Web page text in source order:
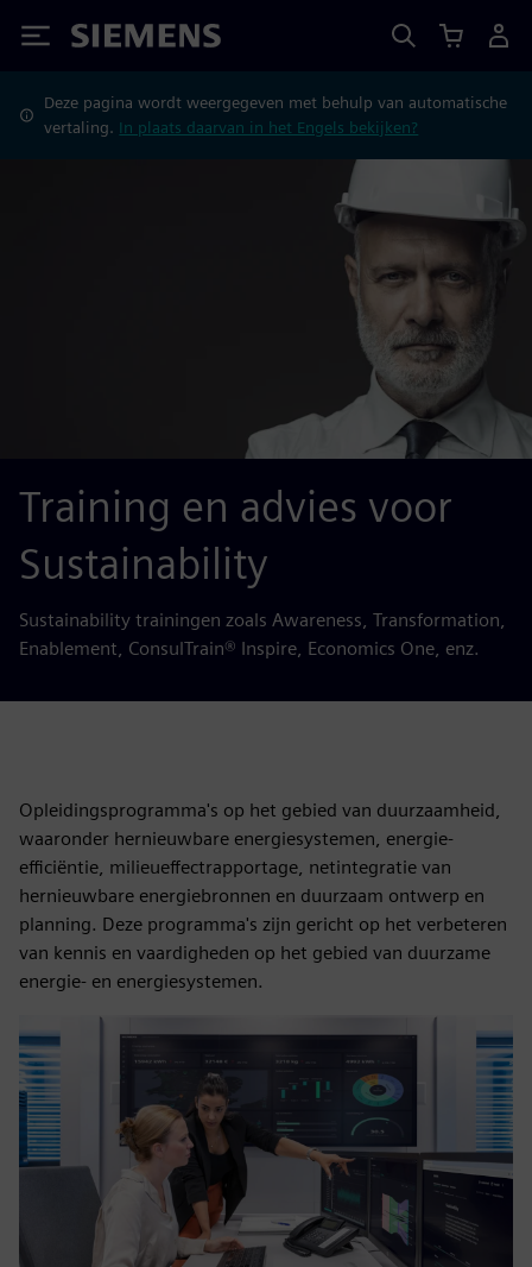
Siemens
Deze pagina wordt weergegeven met behulp van automatische
vertaling. In plaats daarvan in het Engels bekijken?
Training en advies voor
Sustainability
Sustainability trainingen zoals Awareness, Transformation,
Enablement, ConsulTrain® Inspire, Economics One, enz.
Opleidingsprogramma's op het gebied van duurzaamheid,
waaronder hernieuwbare energiesystemen, energie-
efficiëntie, milieueffectrapportage, netintegratie van
hernieuwbare energiebronnen en duurzaam ontwerp en
planning. Deze programma's zijn gericht op het verbeteren
van kennis en vaardigheden op het gebied van duurzame
energie- en energiesystemen.